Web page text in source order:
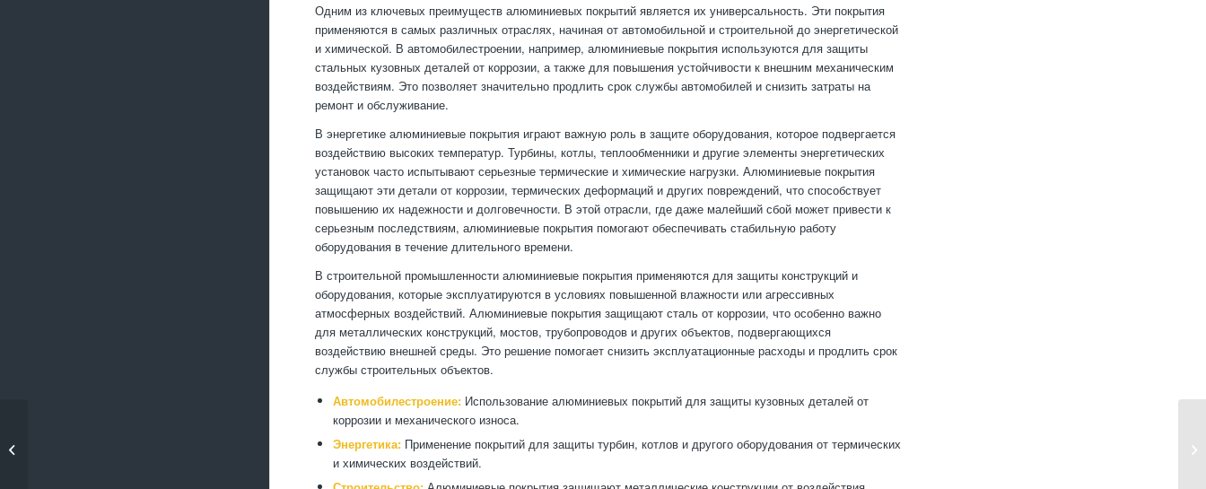
Одним из ключевых преимуществ алюминиевых покрытий является их универсальность. Эти покрытия
применяются в самых различных отраслях, начиная от автомобильной и строительной до энергетической
и химической. В автомобилестроении, например, алюминиевые покрытия используются для защиты
стальных кузовных деталей от коррозии, а также для повышения устойчивости к внешним механическим
воздействиям. Это позволяет значительно продлить срок службы автомобилей и снизить затраты на
ремонт и обслуживание.
В энергетике алюминиевые покрытия играют важную роль в защите оборудования, которое подвергается
воздействию высоких температур. Турбины, котлы, теплообменники и другие элементы энергетических
установок часто испытывают серьезные термические и химические нагрузки. Алюминиевые покрытия
защищают эти детали от коррозии, термических деформаций и других повреждений, что способствует
повышению их надежности и долговечности. В этой отрасли, где даже малейший сбой может привести к
серьезным последствиям, алюминиевые покрытия помогают обеспечивать стабильную работу
оборудования в течение длительного времени.
В строительной промышленности алюминиевые покрытия применяются для защиты конструкций и
оборудования, которые эксплуатируются в условиях повышенной влажности или агрессивных
атмосферных воздействий. Алюминиевые покрытия защищают сталь от коррозии, что особенно важно
для металлических конструкций, мостов, трубопроводов и других объектов, подвергающихся
воздействию внешней среды. Это решение помогает снизить эксплуатационные расходы и продлить срок
службы строительных объектов.
Автомобилестроение: Использование алюминиевых покрытий для защиты кузовных деталей от
коррозии и механического износа.
Энергетика: Применение покрытий для защиты турбин, котлов и другого оборудования от термических
и химических воздействий.